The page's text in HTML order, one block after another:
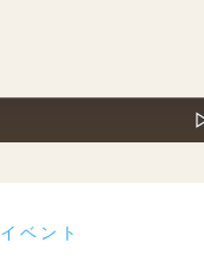
イベント